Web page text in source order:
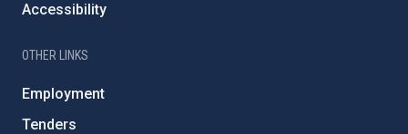
Accessibility
OTHER LINKS
Employment
Tenders